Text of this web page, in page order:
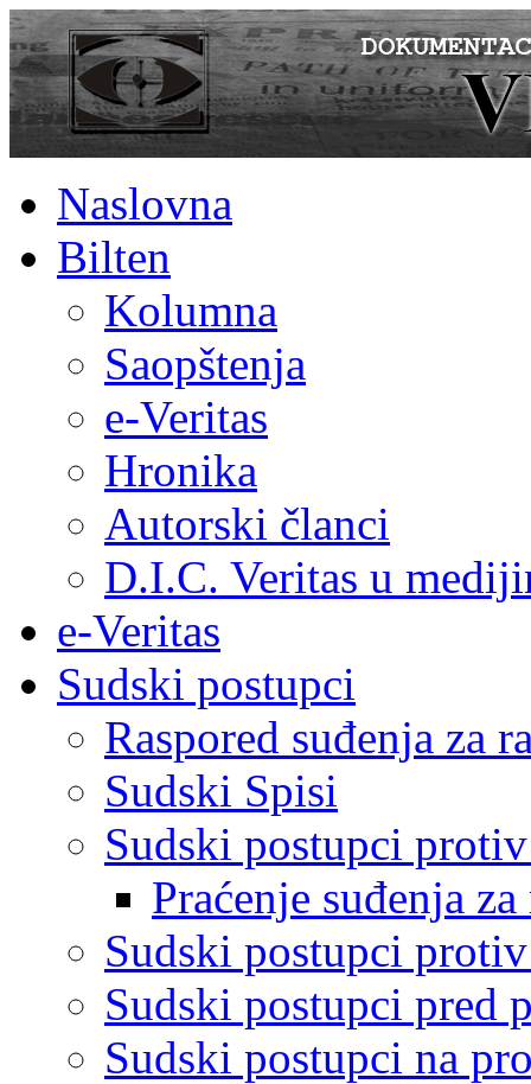
Naslovna
Bilten
Kolumna
Saopštenja
e-Veritas
Hronika
Autorski članci
D.I.C. Veritas u
e-Veritas
Sudski postupci
Raspored suđenja za
Sudski Spisi
Sudski postupci
Praćenje suđenja
Sudski postupci
Sudski postupci pred
Sudski postupci na